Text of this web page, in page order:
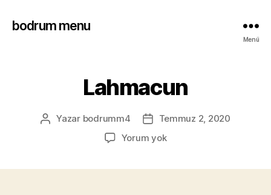
bodrum menu
Menü
Lahmacun
Yazar bodrumm4
Temmuz 2, 2020
Yorum yok